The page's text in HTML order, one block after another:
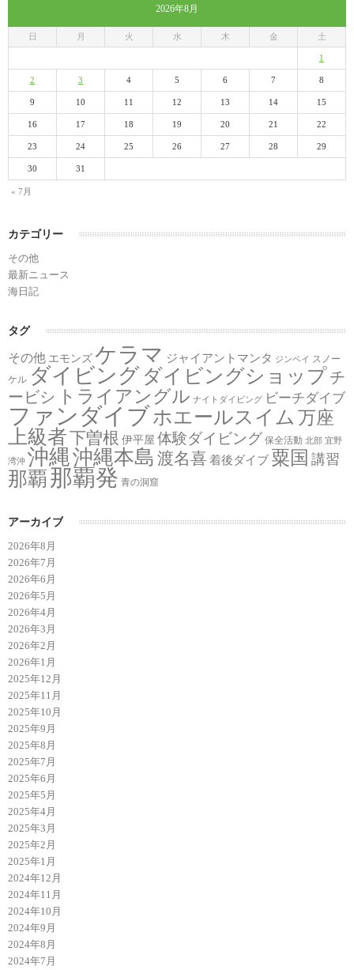
2026年8月
日 月 火 水 木 金 土
« 7月
1
2 3 4 5 6 7 8
9 10 11 12 13 14 15
16 17 18 19 20 21 22
23 24 25 26 27 28 29
30 31
カテゴリー
その他
最新ニュース
海日記
タグ
その他 エモンズ ケラマ ジャイアントマンタ ジンベイ
スノー
ケル ダイビング ダイビングショップチ
ービシ トライアングル ナイトダイビング ビーチダイブ
ファンダイブホエールスイム 万座
上級者下曽根 伊平屋 体験ダイビング 保全活動 北部 宜野
湾沖 沖縄沖縄本島 渡名喜 着後ダイブ 粟国 講習
那覇 那覇発 青の洞窟
アーカイブ
2026年8月
2026年7月
2026年6月
2026年5月
2026年4月
2026年3月
2026年2月
2026年1月
2025年12月
2025年11月
2025年10月
2025年9月
2025年8月
2025年7月
2025年6月
2025年5月
2025年4月
2025年3月
2025年2月
2025年1月
2024年12月
2024年11月
2024年10月
2024年9月
2024年8月
2024年7月